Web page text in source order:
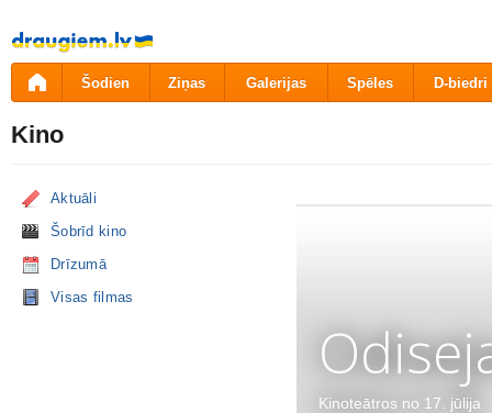
Pāriet
uz
saturu
Šodien Ziņas Galerijas Spēles D-biedri
Kino
Aktuāli
Šobrīd kino
Drīzumā
Visas filmas
Kinoteātros no 17. jūlija